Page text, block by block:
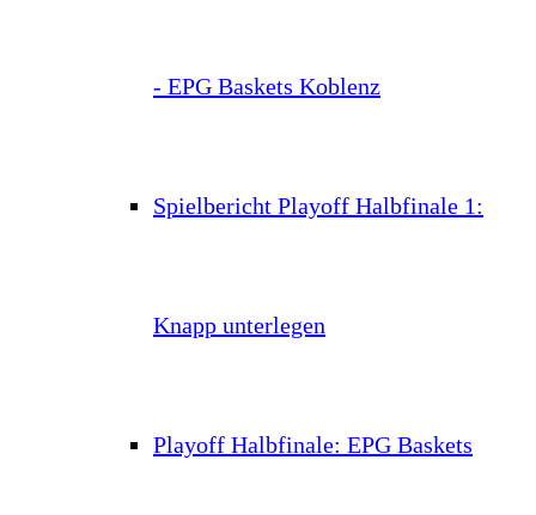
- EPG Baskets Koblenz
Spielbericht Playoff Halbfinale 1:
Knapp unterlegen
Playoff Halbfinale: EPG Baskets